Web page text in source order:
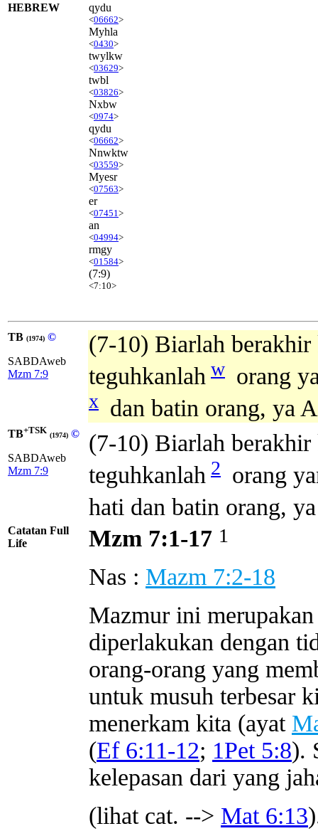
HEBREW qydu
<06662>
Myhla
<0430>
twylkw
<03629>
twbl
<03826>
Nxbw
<0974>
qydu
<06662>
Nnwktw
<03559>
Myesr
<07563>
er
<07451 >
an
<04994>
rmgy
<01584>
(7:9)
<7:10>
TB (1974) ©
SABDAweb
Mzm 7:9
(7-10) Biarlah berakhir
teguhkanlah w orang
x dan batin orang, ya
TB+TSK (1974) ©
SABDAweb
Mzm 7:9
(7-10) Biarlah berakhir
teguhkanlah 2 orang
hati dan batin orang,
Catatan Full
Life
Mzm 7:1-17 1
Nas : Mazm 7:2-18
Mazmur ini
diperlakukan dengan
orang-orang yang
untuk musuh terbesar
menerkam kita (ayat
(Ef 6:11-12; 1Pet 5:8).
kelepasan dari yang
(lihat cat. --> Mat 6:13